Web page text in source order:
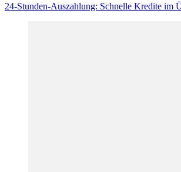
24-Stunden-Auszahlung: Schnelle Kredite im